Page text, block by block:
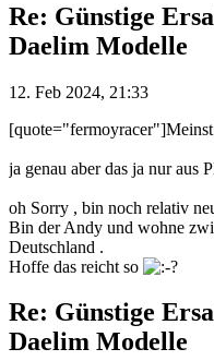
Re: Günstige
Daelim Modelle
12. Feb 2024, 21:33
ja genau aber das ja nur aus
oh Sorry , bin noch relativ
Bin der Andy und wohne
Deutschland .
Hoffe das reicht so
Re: Günstige
Daelim Modelle